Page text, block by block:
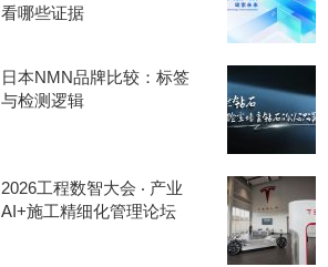
看哪些证据
日本NMN品牌比较：标签
与检测逻辑
2026工程数智大会 ‧ 产业
AI+施工精细化管理论坛